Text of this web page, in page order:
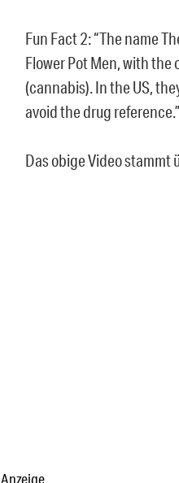
Fun Fact 2: “The name
Flower Pot Men, with the
(cannabis). In the US,
avoid the drug reference.”
Das obige Video stammt
Anzeige